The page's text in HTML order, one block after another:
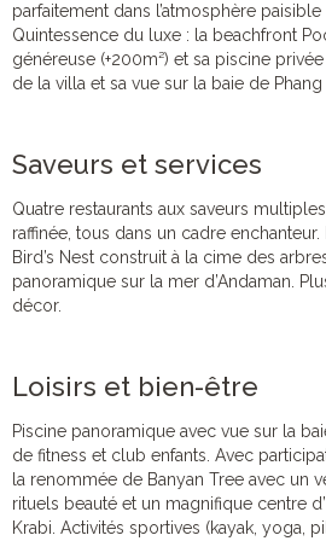
parfaitement dans l’atmosphère paisible
Quintessence du luxe : la beachfront
généreuse (+200m²) et sa piscine
de la villa et sa vue sur la baie de Phang
Saveurs et services
Quatre restaurants aux saveurs
raffinée, tous dans un cadre
Bird’s Nest construit à la cime des
panoramique sur la mer d’Andaman.
décor.
Loisirs et bien-être
Piscine panoramique avec vue sur la
de fitness et club enfants. Avec
la renommée de Banyan Tree avec un
rituels beauté et un magnifique centre
Krabi. Activités sportives (kayak, yoga,